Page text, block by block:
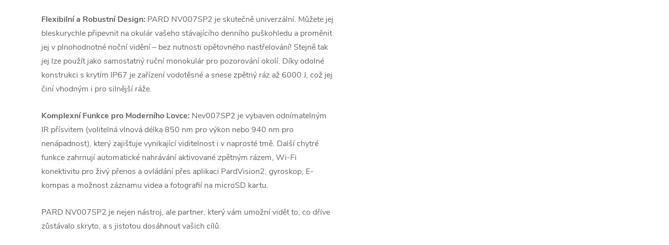
Flexibilní a Robustní Design: PARD NV007SP2 je skutečně univerzální. Můžete jej
bleskurychle připevnit na okulár vašeho stávajícího denního puškohledu a proměnit
jej v plnohodnotné noční vidění – bez nutnosti opětovného nastřelování! Stejně tak
jej lze použít jako samostatný ruční monokulár pro pozorování okolí. Díky odolné
konstrukci s krytím IP67 je zařízení vodotěsné a snese zpětný ráz až 6000 J, což jej
činí vhodným i pro silnější ráže.
Komplexní Funkce pro Moderního Lovce: Nev007SP2 je vybaven odnímatelným
IR přísvitem (volitelná vlnová délka 850 nm pro výkon nebo 940 nm pro
nenápadnost), který zajišťuje vynikající viditelnost i v naprosté tmě. Další chytré
funkce zahrnují automatické nahrávání aktivované zpětným rázem, Wi-Fi
konektivitu pro živý přenos a ovládání přes aplikaci PardVision2, gyroskop, E-
kompas a možnost záznamu videa a fotografií na microSD kartu.
PARD NV007SP2 je nejen nástroj, ale partner, který vám umožní vidět to, co dříve
zůstávalo skryto, a s jistotou dosáhnout vašich cílů.